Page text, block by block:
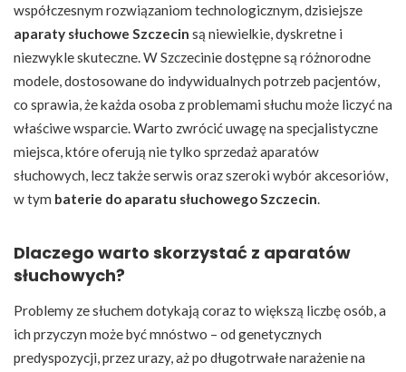
współczesnym rozwiązaniom technologicznym, dzisiejsze
aparaty słuchowe Szczecin są niewielkie, dyskretne i
niezwykle skuteczne. W Szczecinie dostępne są różnorodne
modele, dostosowane do indywidualnych potrzeb pacjentów,
co sprawia, że każda osoba z problemami słuchu może liczyć na
właściwe wsparcie. Warto zwrócić uwagę na specjalistyczne
miejsca, które oferują nie tylko sprzedaż aparatów
słuchowych, lecz także serwis oraz szeroki wybór akcesoriów,
w tym baterie do aparatu słuchowego Szczecin.
Dlaczego warto skorzystać z aparatów
słuchowych?
Problemy ze słuchem dotykają coraz to większą liczbę osób, a
ich przyczyn może być mnóstwo – od genetycznych
predyspozycji, przez urazy, aż po długotrwałe narażenie na